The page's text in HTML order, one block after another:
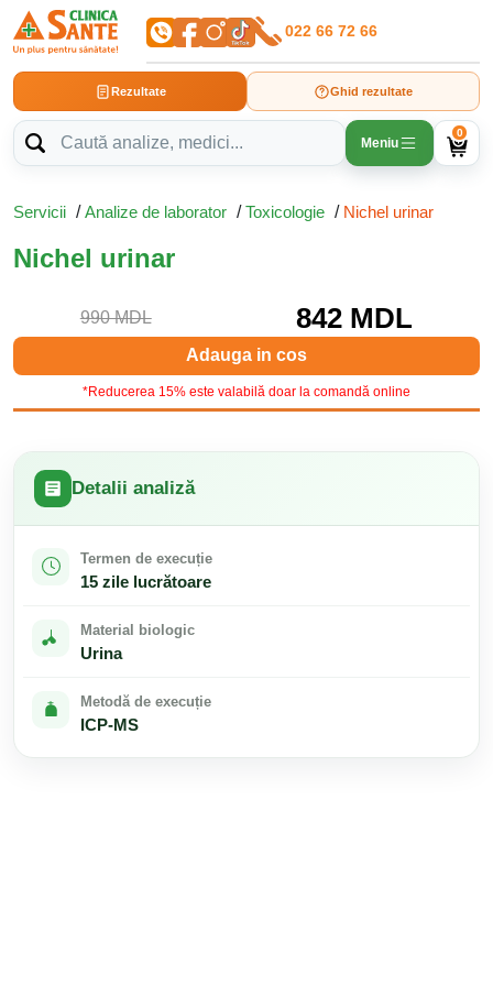
022 66 72 66
Rezultate Ghid rezultate
Meniu
0
Servicii /Analize de laborator /Toxicologie / Nichel urinar
Nichel urinar
990 MDL 842 MDL
Adauga in cos
*Reducerea 15% este valabilă doar la comandă online
Detalii analiză
Termen de execuție
15 zile lucrătoare
Material biologic
Urina
Metodă de execuție
ICP-MS